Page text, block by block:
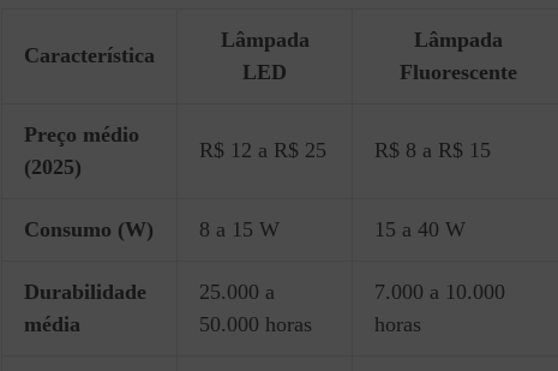
Característica
Lâmpada
LED
Lâmpada
Fluorescente
Preço médio
(2025)
R$ 12 a R$ 25 R$ 8 a R$ 15
Consumo (W) 8 a 15 W 15 a 40 W
Durabilidade
média
25.000 a
50.000 horas
7.000 a 10.000
horas